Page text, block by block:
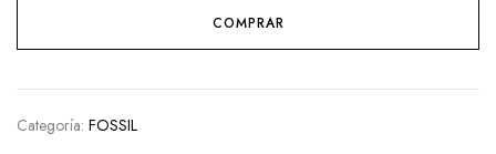
COMPRAR
Categoría: FOSSIL